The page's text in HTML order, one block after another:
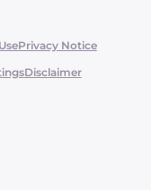
Privacy Notice
Disclaimer